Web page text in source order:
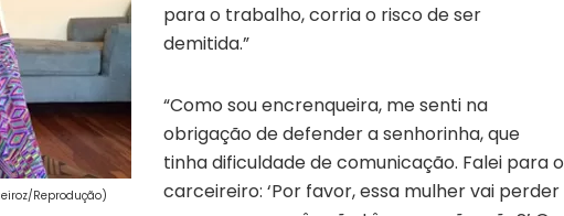
Reprodução)
para o trabalho, corria o risco de ser
demitida.”
“Como sou encrenqueira, me senti na
obrigação de defender a senhorinha, que
tinha dificuldade de comunicação. Falei para o
carceireiro: ‘Por favor, essa mulher vai perder